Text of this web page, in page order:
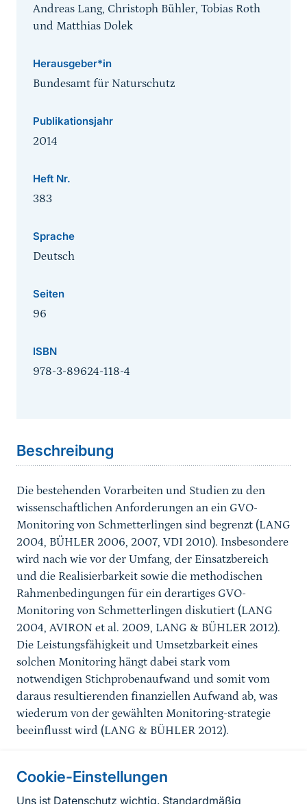
Cookie-Einstellungen
Uns ist Datenschutz wichtig. Standardmäßig
Andreas Lang, Christoph Bühler, Tobias Roth
und Matthias Dolek
Herausgeber*in
Bundesamt für Naturschutz
Publikationsjahr
2014
Heft Nr.
383
Sprache
Deutsch
Seiten
96
ISBN
978-3-89624-118-4
Beschreibung
Die bestehenden Vorarbeiten und Studien zu den
wissenschaftlichen Anforderungen an ein GVO-
Monitoring von Schmetterlingen sind begrenzt (LANG
2004, BÜHLER 2006, 2007, VDI 2010). Insbesondere
wird nach wie vor der Umfang, der Einsatzbereich
und die Realisierbarkeit sowie die methodischen
Rahmenbedingungen für ein derartiges GVO-
Monitoring von Schmetterlingen diskutiert (LANG
2004, AVIRON et al. 2009, LANG & BÜHLER 2012).
Die Leistungsfähigkeit und Umsetzbarkeit eines
solchen Monitoring hängt dabei stark vom
notwendigen Stichprobenaufwand und somit vom
daraus resultierenden finanziellen Aufwand ab, was
wiederum von der gewählten Monitoring-strategie
beeinflusst wird (LANG & BÜHLER 2012).
Informationen zur Seite